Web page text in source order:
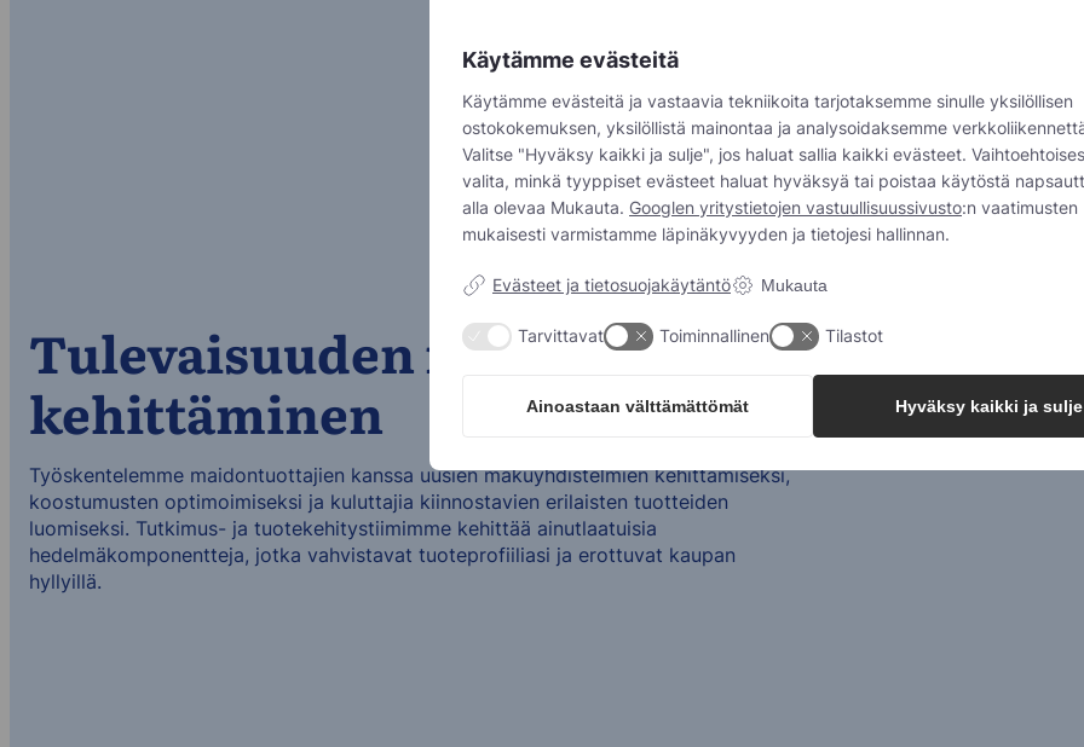
Tulevaisuuden meijerin
kehittäminen
Työskentelemme maidontuottajien kanssa uusien makuyhdistelmien kehittämiseksi,
koostumusten optimoimiseksi ja kuluttajia kiinnostavien erilaisten tuotteiden
luomiseksi. Tutkimus- ja tuotekehitystiimimme kehittää ainutlaatuisia
hedelmäkomponentteja, jotka vahvistavat tuoteprofiiliasi ja erottuvat kaupan
hyllyillä.
Käytämme evästeitä
Käytämme evästeitä ja vastaavia tekniikoita tarjotaksemme sinulle yksilöllisen
ostokokemuksen, yksilöllistä mainontaa ja analysoidaksemme
Valitse "Hyväksy kaikki ja sulje", jos haluat sallia kaikki evästeet.
valita, minkä tyyppiset evästeet haluat hyväksyä tai poistaa käytöstä
alla olevaa Mukauta. Googlen yritystietojen vastuullisuussivusto:n vaatimusten
mukaisesti varmistamme läpinäkyvyyden ja tietojesi hallinnan.
Evästeet ja tietosuojakäytäntö Mukauta
Tarvittavat Toiminnallinen Tilastot
Ainoastaan välttämättömät Hyväksy kaikki ja sulje